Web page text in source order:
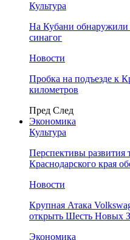
Культура
На Кубани
синагог
Новости
Пробка на подъезде к
километров
Пред След
Экономика
Культура
Перспективы развития
Краснодарского края
Новости
Крупная Атака
открыть Шесть Новых
Экономика